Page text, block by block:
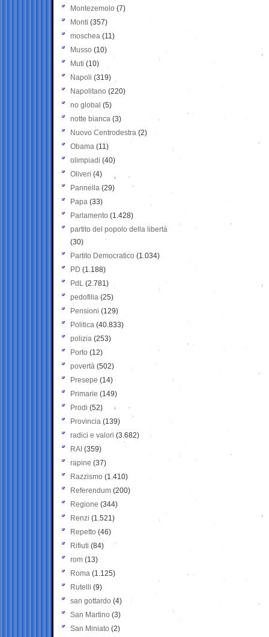
Montezemolo (7)
Monti (357)
moschea (11)
Musso (10)
Muti (10)
Napoli (319)
Napolitano (220)
no global (5)
notte bianca (3)
Nuovo Centrodestra (2)
Obama (11)
olimpiadi (40)
Oliveri (4)
Pannella (29)
Papa (33)
Parlamento (1.428)
partito del popolo della libertà
(30)
Partito Democratico (1.034)
PD (1.188)
PdL (2.781)
pedofilia (25)
Pensioni (129)
Politica (40.833)
polizia (253)
Porto (12)
povertà (502)
Presepe (14)
Primarie (149)
Prodi (52)
Provincia (139)
radici e valori (3.682)
RAI (359)
rapine (37)
Razzismo (1.410)
Referendum (200)
Regione (344)
Renzi (1.521)
Repetto (46)
Rifiuti (84)
rom (13)
Roma (1.125)
Rutelli (9)
san gottardo (4)
San Martino (3)
San Miniato (2)